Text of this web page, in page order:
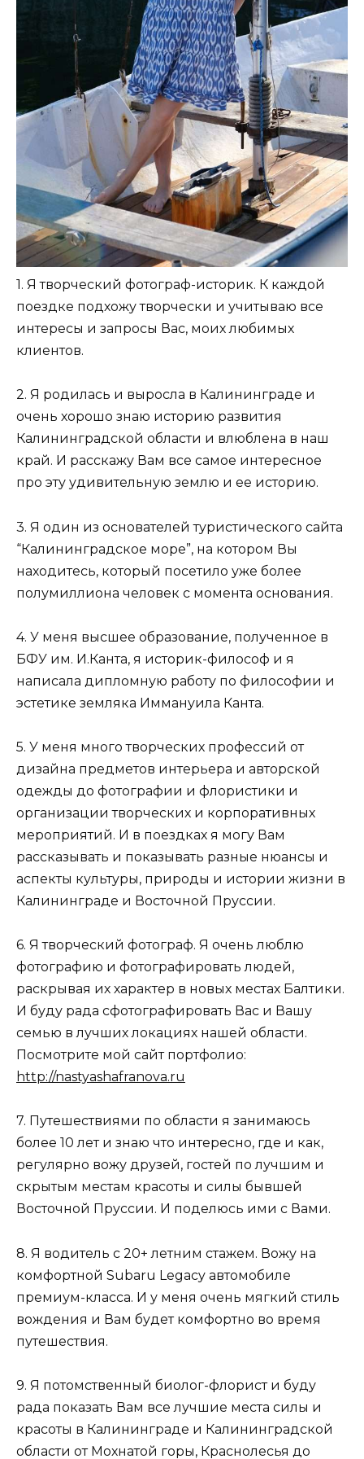
1. Я творческий фотограф-историк. К каждой
поездке подхожу творчески и учитываю все
интересы и запросы Вас, моих любимых
клиентов.
2. Я родилась и выросла в Калининграде и
очень хорошо знаю историю развития
Калининградской области и влюблена в наш
край. И расскажу Вам все самое интересное
про эту удивительную землю и ее историю.
3. Я один из основателей туристического сайта
“Калининградское море”, на котором Вы
находитесь, который посетило уже более
полумиллиона человек с момента основания.
4. У меня высшее образование, полученное в
БФУ им. И.Канта, я историк-философ и я
написала дипломную работу по философии и
эстетике земляка Иммануила Канта.
5. У меня много творческих профессий от
дизайна предметов интерьера и авторской
одежды до фотографии и флористики и
организации творческих и корпоративных
мероприятий. И в поездках я могу Вам
рассказывать и показывать разные нюансы и
аспекты культуры, природы и истории жизни в
Калининграде и Восточной Пруссии.
6. Я творческий фотограф. Я очень люблю
фотографию и фотографировать людей,
раскрывая их характер в новых местах Балтики.
И буду рада сфотографировать Вас и Вашу
семью в лучших локациях нашей области.
Посмотрите мой сайт портфолио:
http://nastyashafranova.ru
7. Путешествиями по области я занимаюсь
более 10 лет и знаю что интересно, где и как,
регулярно вожу друзей, гостей по лучшим и
скрытым местам красоты и силы бывшей
Восточной Пруссии. И поделюсь ими с Вами.
8. Я водитель с 20+ летним стажем. Вожу на
комфортной Subaru Legacy автомобиле
премиум-класса. И у меня очень мягкий стиль
вождения и Вам будет комфортно во время
путешествия.
9. Я потомственный биолог-флорист и буду
рада показать Вам все лучшие места силы и
красоты в Калининграде и Калининградской
области от Мохнатой горы, Краснолесья до